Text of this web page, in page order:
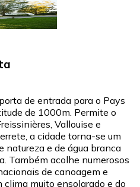
de entrada para o Pays
de 1000m. Permite o
Vallouise e
a cidade torna-se um
natureza e de água branca
Também acolhe numerosos
de canoagem e
clima muito ensolarado e do